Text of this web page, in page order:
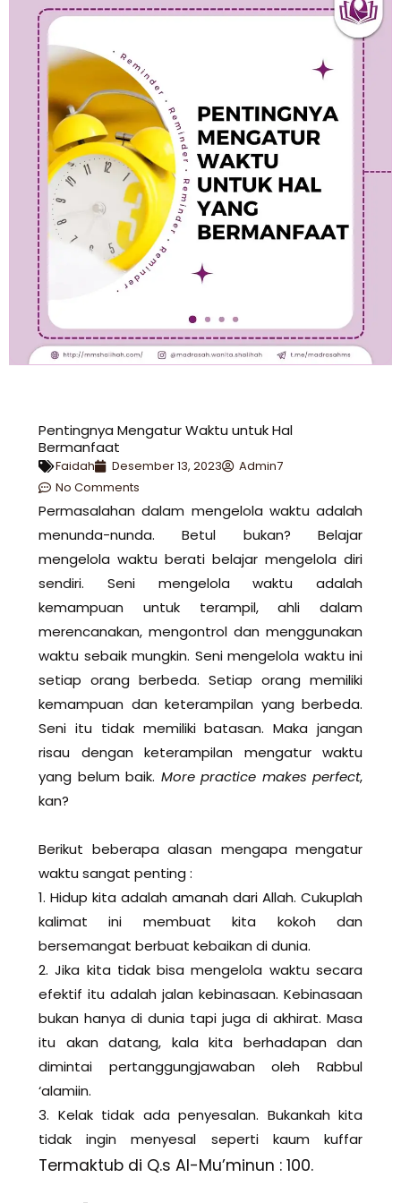
Pentingnya Mengatur Waktu untuk Hal
Bermanfaat
Faidah Desember 13, 2023
Admin7
No Comments
Permasalahan dalam mengelola waktu adalah
menunda-nunda. Betul bukan? Belajar
mengelola waktu berati belajar mengelola diri
sendiri. Seni mengelola waktu adalah
kemampuan untuk terampil, ahli dalam
merencanakan, mengontrol dan menggunakan
waktu sebaik mungkin. Seni mengelola waktu ini
setiap orang berbeda. Setiap orang memiliki
kemampuan dan keterampilan yang berbeda.
Seni itu tidak memiliki batasan. Maka jangan
risau dengan keterampilan mengatur waktu
yang belum baik. More practice makes perfect,
kan?
Berikut beberapa alasan mengapa mengatur
waktu sangat penting :
1. Hidup kita adalah amanah dari Allah. Cukuplah
kalimat ini membuat kita kokoh dan
bersemangat berbuat kebaikan di dunia.
2. Jika kita tidak bisa mengelola waktu secara
efektif itu adalah jalan kebinasaan. Kebinasaan
bukan hanya di dunia tapi juga di akhirat. Masa
itu akan datang, kala kita berhadapan dan
dimintai pertanggungjawaban oleh Rabbul
‘alamiin.
3. Kelak tidak ada penyesalan. Bukankah kita
tidak ingin menyesal seperti kaum kuffar
Termaktub di Q.s Al-Mu’minun : 100.